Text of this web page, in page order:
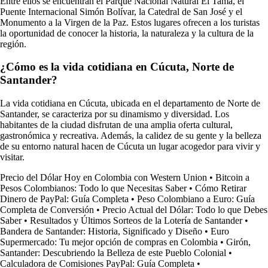
Puente Internacional Simón Bolívar, la Catedral de San José y el
Monumento a la Virgen de la Paz. Estos lugares ofrecen a los turistas
la oportunidad de conocer la historia, la naturaleza y la cultura de la
región.
¿Cómo es la vida cotidiana en Cúcuta, Norte de
Santander?
La vida cotidiana en Cúcuta, ubicada en el departamento de Norte de
Santander, se caracteriza por su dinamismo y diversidad. Los
habitantes de la ciudad disfrutan de una amplia oferta cultural,
gastronómica y recreativa. Además, la calidez de su gente y la belleza
de su entorno natural hacen de Cúcuta un lugar acogedor para vivir y
visitar.
Precio del Dólar Hoy en Colombia con Western Union • Bitcoin a
Pesos Colombianos: Todo lo que Necesitas Saber• Cómo Retirar
Dinero de PayPal: Guía Completa • Peso Colombiano a Euro: Guía
Completa de Conversión • Precio Actual del Dólar: Todo lo que Debes
Saber• Resultados y Últimos Sorteos de la Lotería de Santander•
Bandera de Santander: Historia, Significado y Diseño • Euro
Supermercado: Tu mejor opción de compras en Colombia • Girón,
Santander: Descubriendo la Belleza de este Pueblo Colonial •
Calculadora de Comisiones PayPal: Guía Completa •